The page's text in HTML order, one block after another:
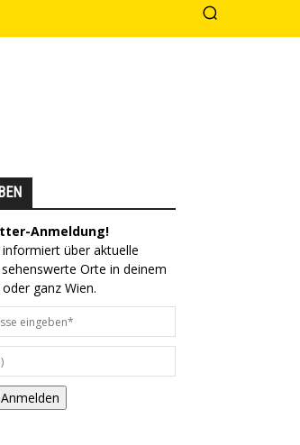
Anmeldung!
über aktuelle
Orte in deinem
ganz Wien.
Anmelden